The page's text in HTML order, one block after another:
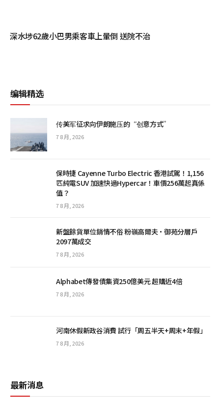
深水埗62歲小巴男乘客車上暈倒 送院不治
编辑精选
传美军征求向伊朗施压的“创意方式”
7 8 月, 2026
保時捷 Cayenne Turbo Electric 香港試駕！1,156
匹純電SUV 加速快過Hypercar！車價256萬起真係
值？
7 8 月, 2026
新盤餘貨單位銷情不俗 粉嶺高爾夫·御苑分層戶
2097萬成交
7 8 月, 2026
Alphabet傳發債集資250億美元 超購近4倍
7 8 月, 2026
河南休假新政谷消費 試行「周五半天+周末+年假」
7 8 月, 2026
最新消息